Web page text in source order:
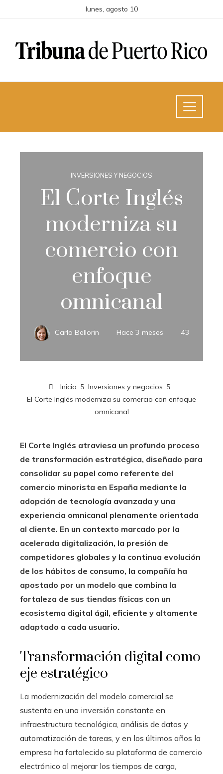
lunes, agosto 10
INVERSIONES Y NEGOCIOS
El Corte Inglés
moderniza su
comercio con
enfoque
omnicanal
Carla Bellorin Hace 3 meses 43
Inicio
Inversiones y negocios
El Corte Inglés moderniza su comercio con enfoque
omnicanal
El Corte Inglés atraviesa un profundo proceso
de transformación estratégica, diseñado para
consolidar su papel como referente del
comercio minorista en España mediante la
adopción de tecnología avanzada y una
experiencia omnicanal plenamente orientada
al cliente. En un contexto marcado por la
acelerada digitalización, la presión de
competidores globales y la continua evolución
de los hábitos de consumo, la compañía ha
apostado por un modelo que combina la
fortaleza de sus tiendas físicas con un
ecosistema digital ágil, eficiente y altamente
adaptado a cada usuario.
Transformación digital como
eje estratégico
La modernización del modelo comercial se
sustenta en una inversión constante en
infraestructura tecnológica, análisis de datos y
automatización de tareas, y en los últimos años la
empresa ha fortalecido su plataforma de comercio
electrónico al mejorar los tiempos de carga,